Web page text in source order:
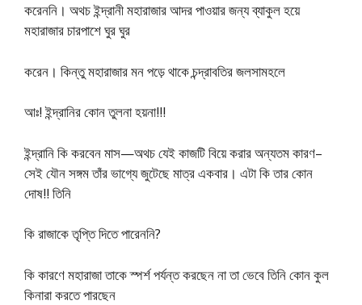
করেননি। অথচ ইন্দ্রানী মহারাজার আদর পাওয়ার জন্য ব্যাকুল হয়ে
মহারাজার চারপাশে ঘুর ঘুর
করেন। কিন্তু মহারাজার মন পড়ে থাকে চন্দ্রাবতির জলসামহলে
আঃ! ইন্দ্রানির কোন তুলনা হয়না!!!
ইন্দ্রানি কি করবেন মাস—অথচ যেই কাজটি বিয়ে করার অন্যতম কারণ–
সেই যৌন সঙ্গম তাঁর ভাগ্যে জুটেছে মাত্র একবার। এটা কি তার কোন
দোষ!! তিনি
কি রাজাকে তৃপ্তি দিতে পারেননি?
কি কারণে মহারাজা তাকে স্পর্শ পর্যন্ত করছেন না তা ভেবে তিনি কোন কুল
কিনারা করতে পারছেন